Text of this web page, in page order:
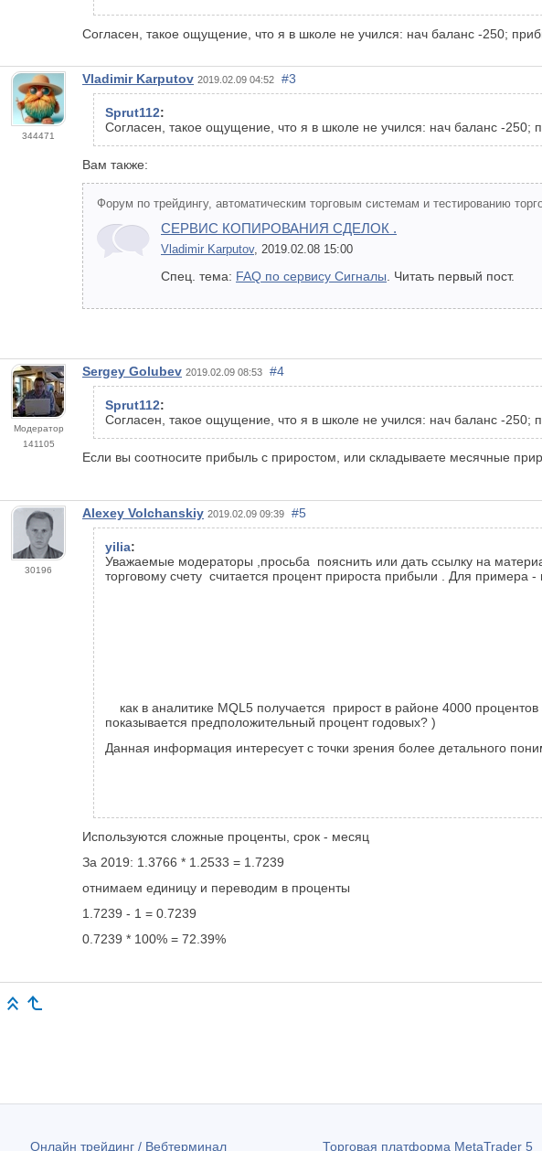
Согласен, такое ощущение, что я в школе не учился: нач баланс -250;
344471
Vladimir Karputov 2019.02.09 04:52 #3
Sprut112:
Согласен, такое ощущение, что я в школе не учился: нач баланс -
Вам также:
Форум по трейдингу, автоматическим торговым системам и тестированию
СЕРВИС КОПИРОВАНИЯ СДЕЛОК .
Vladimir Karputov, 2019.02.08 15:00
Спец. тема: FAQ по сервису Сигналы . Читать первый пост.
Модератор
141105
Sergey Golubev 2019.02.09 08:53 #4
Sprut112:
Согласен, такое ощущение, что я в школе не учился: нач баланс -
Если вы соотносите прибыль с приростом, или складываете месячные
30196
Alexey Volchanskiy 2019.02.09 09:39 #5
yilia:
Уважаемые модераторы ,просьба пояснить или дать ссылку на
торговому счету считается процент прироста прибыли . Для примера
как в аналитике MQL5 получается прирост в районе 4000
показывается предположительный процент годовых? )
Данная информация интересует с точки зрения более детального
Используются сложные проценты, срок - месяц
За 2019: 1.3766 * 1.2533 = 1.7239
отнимаем единицу и переводим в проценты
1.7239 - 1 = 0.7239
0.7239 * 100% = 72.39%
Онлайн трейдинг / Вебтерминал Торговая платформа MetaTrader 5